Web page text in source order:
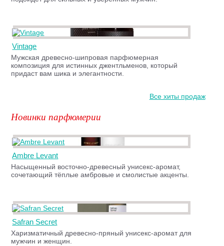
Vintage
Мужская древесно-шипровая парфюмерная
композиция для истинных джентльменов, который
придаст вам шика и элегантности.
Все хиты продаж
Новинки парфюмерии
Ambre Levant
Насыщенный восточно-древесный унисекс-аромат,
сочетающий тёплые амбровые и смолистые акценты.
Safran Secret
Харизматичный древесно-пряный унисекс-аромат для
мужчин и женщин.